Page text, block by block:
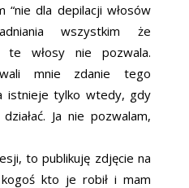
“nie dla depilacji włosów
wszystkim że
te włosy nie pozwala.
mnie zdanie tego
istnieje tylko wtedy, gdy
Ja nie pozwalam,
to publikuję zdjęcie na
kto je robił i mam